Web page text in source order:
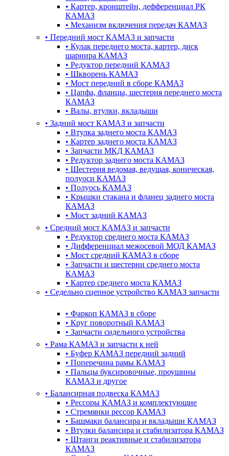
• Картер, кронштейн, дефференциал РК
КАМАЗ
• Механизм включения передач КАМАЗ
• Передний мост КАМАЗ и запчасти
• Кулак переднего моста, картер, диск
шарнира КАМАЗ
• Редуктор передний КАМАЗ
• Шкворень КАМАЗ
• Мост передний в сборе КАМАЗ
• Цапфа, фланцы, шестерня переднего моста
КАМАЗ
• Валы, втулки, вкладыши
• Задний мост КАМАЗ и запчасти
• Втулка заднего моста КАМАЗ
• Картер заднего моста КАМАЗ
• Запчасти МКД КАМАЗ
• Редуктор заднего моста КАМАЗ
• Шестерня ведомая, ведущая, коническая,
полуоси КАМАЗ
• Полуось КАМАЗ
• Крышки стакана и фланец заднего моста
КАМАЗ
• Мост задний КАМАЗ
• Cредний мост КАМАЗ и запчасти
• Редуктор среднего моста КАМАЗ
• Дифференциал межосевой МОД КАМАЗ
• Мост средний КАМАЗ в сборе
• Запчасти и шестерни среднего моста
КАМАЗ
• Картер среднего моста КАМАЗ
• Седельно сцепное устройство КАМАЗ запчасти
• Фаркоп КАМАЗ в сборе
• Круг поворотный КАМАЗ
• Запчасти сидельного устройства
• Рама КАМАЗ и запчасти к ней
• Буфер КАМАЗ передний задний
• Поперечина рамы КАМАЗ
• Пальцы буксировочные, проушины
КАМАЗ и другое
• Балансирная подвеска КАМАЗ
• Рессоры КАМАЗ и комплектующие
• Стремянки рессор КАМАЗ
• Башмаки балансира и вкладыши КАМАЗ
• Втулки балансира и стабилизатора КАМАЗ
• Штанги реактивные и стабилизатора
КАМАЗ